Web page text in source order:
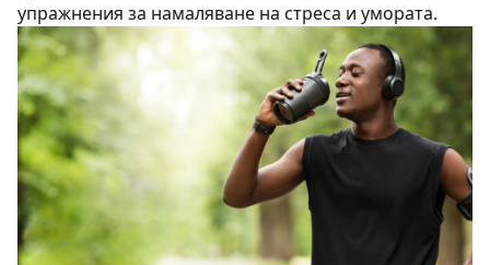
упражнения за намаляване на стреса и умората.